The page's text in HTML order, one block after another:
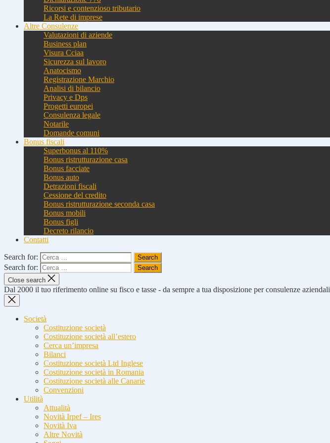
Ricorsi e contenzioso tributario
La Rete di imprese
Altre Consulenze
Valutazioni di aziende
Business plan
Visura Cciaa
Sicurezza sul lavoro
Anatocismo
Registrazione Marchio
Analisi di bilancio
Privacy e Dps
Progetti europei
Consulenza legale
Notarile
Domande comuni
Bonus fiscali
Superbonus al 110%
Bonus ristrutturazione casa
Bonus facciate
Bonus auto
Detrazioni fiscali
Cessione del credito
Bonus ristrutturazione seconda casa
Bonus mobili
Bonus figli
Decreto rilancio
Contatti
Search for:
Search for:
Close search
Dal 2000 il tuo riferimento online su fisco e tasse - da sempre a tua disposizione per consulenze aziendali
Società
Costituzione società
Costituzione società all’estero
Cerca un’impresa
Bilanci
Costituzione società Ltd Inglese
Costituzione società in Romania
Costituzione società alle Canarie
Convenzioni
Utilità
Attualità
Novità Irpef – Ires
Novità Iva
Altre Novità